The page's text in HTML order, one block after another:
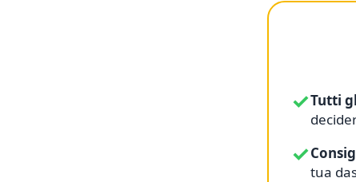
✓Tutti
✓
tua